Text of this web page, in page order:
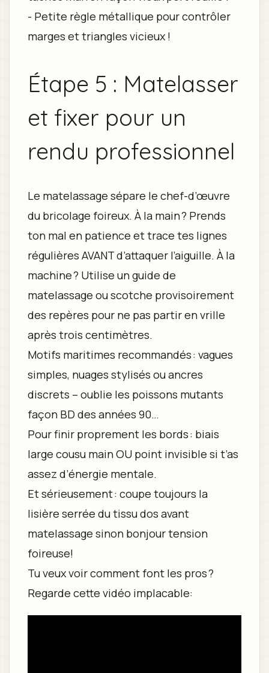
- Petite règle métallique pour contrôler
marges et triangles vicieux !
Étape 5 : Matelasser
et fixer pour un
rendu professionnel
Le matelassage sépare le chef-d’œuvre
du bricolage foireux. À la main ? Prends
ton mal en patience et trace tes lignes
régulières AVANT d’attaquer l’aiguille. À la
machine ? Utilise un guide de
matelassage ou scotche provisoirement
des repères pour ne pas partir en vrille
après trois centimètres.
Motifs maritimes recommandés : vagues
simples, nuages stylisés ou ancres
discrets – oublie les poissons mutants
façon BD des années 90…
Pour finir proprement les bords : biais
large cousu main OU point invisible si t’as
assez d’énergie mentale.
Et sérieusement : coupe toujours la
lisière serrée du tissu dos avant
matelassage sinon bonjour tension
foireuse!
Tu veux voir comment font les pros ?
Regarde cette vidéo implacable: